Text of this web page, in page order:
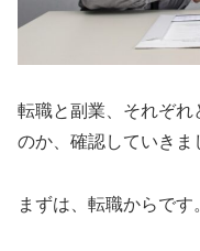
転職と副業、それぞれ
のか、確認していきま
まずは、転職からです